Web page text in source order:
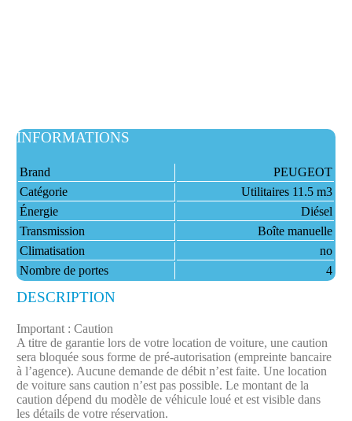
INFORMATIONS
Brand
PEUGEOT
Catégorie
Utilitaires 11.5 m3
Énergie
Diésel
Transmission
Boîte manuelle
Climatisation
no
Nombre de portes
4
DESCRIPTION
Important : Caution
A titre de garantie lors de votre location de voiture, une caution
sera bloquée sous forme de pré-autorisation (empreinte bancaire
à l’agence). Aucune demande de débit n’est faite.​ Une location
de voiture sans caution n’est pas possible. Le montant de la
caution dépend du modèle de véhicule loué et est visible dans
les détails de votre réservation.